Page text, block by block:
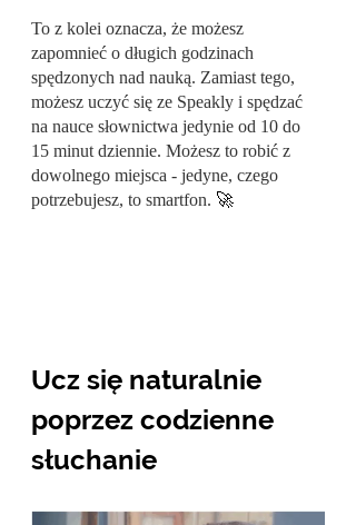
To z kolei oznacza, że możesz
zapomnieć o długich godzinach
spędzonych nad nauką. Zamiast tego,
możesz uczyć się ze Speakly i spędzać
na nauce słownictwa jedynie od 10 do
15 minut dziennie. Możesz to robić z
dowolnego miejsca - jedyne, czego
potrzebujesz, to smartfon. 🚀
Ucz się naturalnie
poprzez codzienne
słuchanie